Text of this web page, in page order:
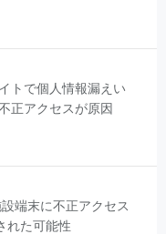
トで個人情報漏えい
正アクセスが原因
端末に不正アクセス
れた可能性